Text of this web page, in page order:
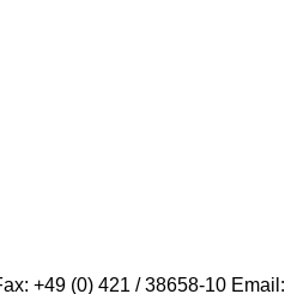
+49 (0) 421 / 38658-10 Email: